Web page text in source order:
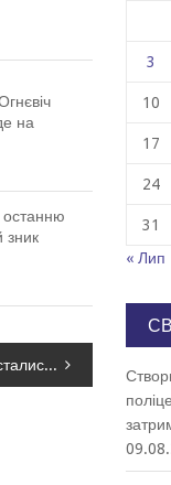
на
останню
зник
В Днепре 6 районов остались без света: адреса
3
10
17
24
31
« Лип